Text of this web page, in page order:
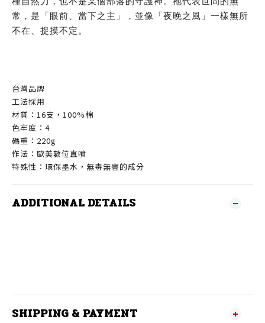
常，是「眼前、當下之主」，並像「夜晚之風」一樣無所
不在、捉摸不定。
台灣品牌
工法採用
材質：16支，100%棉
色牢度：4
碼重：220g
作法：歐美數位直噴
特殊性：環保墨水，無毒無害的成分
ADDITIONAL DETAILS
SHIPPING & PAYMENT